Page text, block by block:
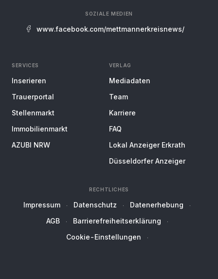
SOZIALE MEDIEN
www.facebook.com/mettmannerkreisnews/
SERVICES
Inserieren
Trauerportal
Stellenmarkt
Immobilienmarkt
AZUBI NRW
VERLAG
Mediadaten
Team
Karriere
FAQ
Lokal Anzeiger Erkrath
Düsseldorfer Anzeiger
RECHTLICHES
Impressum Datenschutz
Datenerhebung
AGB
Barrierefreiheitserklärung
Cookie-Einstellungen